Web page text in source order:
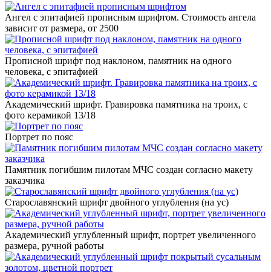
Ангел с эпитафией прописным шрифтом. Стоимость ангела
зависит от размера, от 2500
Прописной шрифт под наклоном, памятник на одного
человека, с эпитафией
Академический шрифт. Гравировка памятника на троих, с
фото керамикой 13/18
Портрет по пояс
Памятник погибшим пилотам МЧС создан согласно макету
заказчика
Старославянский шрифт двойного углубления (на ус)
Академический углубленный шрифт, портрет увеличенного
размера, ручной работы